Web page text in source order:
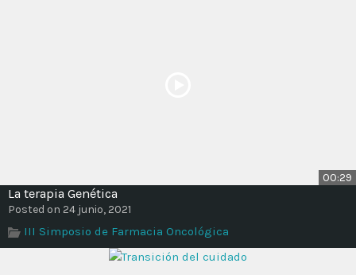
00:29
La terapia Genética
Posted on 24 junio, 2021
III Simposio de Farmacia Oncológica